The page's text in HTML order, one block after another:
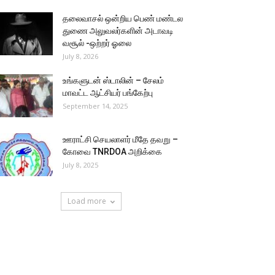
தலைவாசல் ஒன்றிய பெண் மண்டல
துணை அலுவலர்களின் அடாவடி
வசூல் -ஒற்றர் ஓலை
July 8, 2026
உங்களுடன் ஸ்டாலின் – சேலம்
மாவட்ட ஆட்சியர் பங்கேற்பு
September 14, 2025
ஊராட்சி செயலாளர் மீதே தவறு –
கோவை TNRDOA அறிக்கை
July 8, 2025
Load more